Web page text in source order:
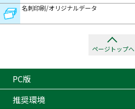
名刺印刷/オリジナルデータ
ページトップへ
PC版
推奨環境